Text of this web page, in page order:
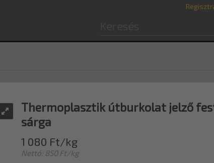
Thermoplasztik útburkolat jelző
sárga
1 080 Ft/kg
Nettó: 850 Ft/kg